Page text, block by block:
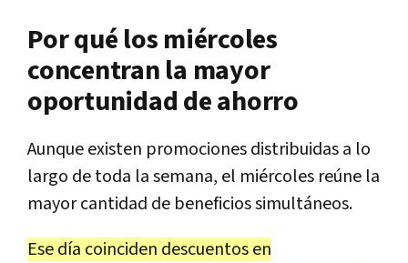
Por qué los miércoles
concentran la mayor
oportunidad de ahorro
Aunque existen promociones distribuidas a lo
largo de toda la semana, el miércoles reúne la
mayor cantidad de beneficios simultáneos.
Ese día coinciden descuentos en